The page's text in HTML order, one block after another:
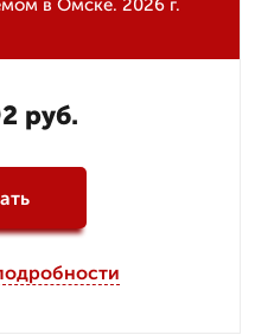
в Омске. 2026 г.
руб.